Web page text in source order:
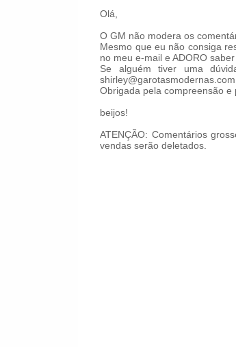
Olá,
O GM não modera os
Mesmo que eu não consiga
no meu e-mail e ADORO
Se alguém tiver uma
Obrigada pela compreensão e
beijos!
ATENÇÃO: Comentários
vendas serão deletados.